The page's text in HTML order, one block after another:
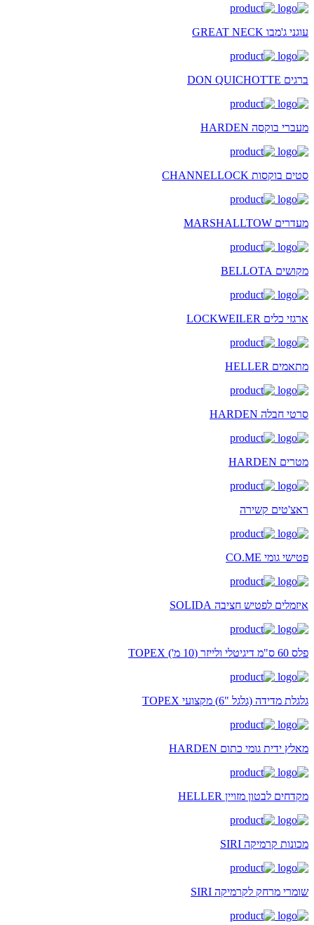
עוגני ג'מבו GREAT NECK
ברגים DON QUICHOTTE
מעברי בוקסה HARDEN
סטים בוקסות CHANNELLOCK
מעדרים MARSHALLTOW
מקושים BELLOTA
ארגזי כלים LOCKWEILER
מתאמים HELLER
סרטי חבלה HARDEN
מטרים HARDEN
ראצ'טים קשירה
פטישי גומי CO.ME
איזמלים לפטיש חציבה SOLIDA
פלס 60 ס"מ דיגיטלי ולייזר (10 מ') TOPEX
גלגלת מדידה (גלגל "6) מקצועי TOPEX
מאלץ ידית גומי כתום HARDEN
מקדחים לבטון מזויין HELLER
מכונות קרמיקה SIRI
שומרי מרחק לקרמיקה SIRI